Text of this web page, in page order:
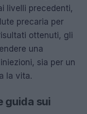
livelli precedenti,
precaria per
ottenuti, gli
una
sia per un
la vita.
guida sui